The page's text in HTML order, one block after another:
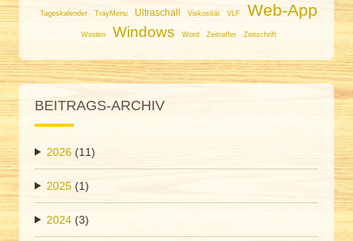
Tageskalender TrayMenu Ultraschall Viskosität VLF Web-App
Winden Windows Word Zeitraffer Zeitschrift
BEITRAGS-ARCHIV
2026 (11)
2025 (1)
2024 (3)